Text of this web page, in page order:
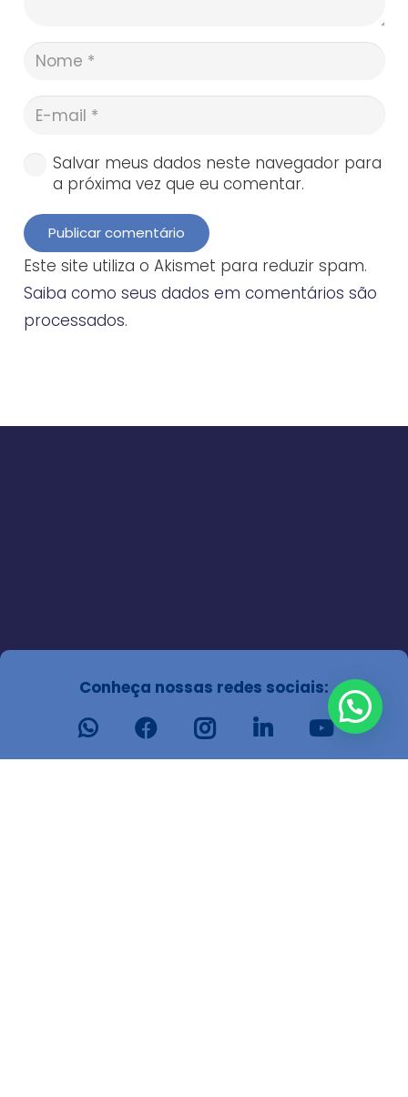
Salvar meus dados neste navegador para
a próxima vez que eu comentar.
Publicar comentário
Este site utiliza o Akismet para reduzir spam.
Saiba como seus dados em comentários são
processados.
Conheça nossas redes sociais: